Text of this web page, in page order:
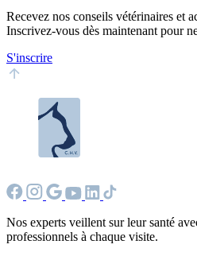
Recevez nos conseils vétérinaires et
Inscrivez-vous dès maintenant pour
S'inscrire
Nos experts veillent sur leur santé
professionnels à chaque visite.